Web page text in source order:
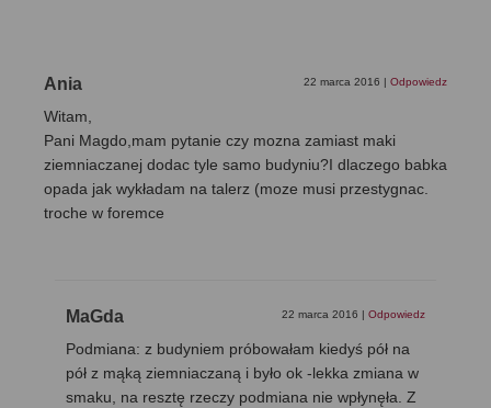
Ania 22 marca 2016 | Odpowiedz
Witam,
Pani Magdo,mam pytanie czy mozna zamiast maki
ziemniaczanej dodac tyle samo budyniu?I dlaczego babka
opada jak wykładam na talerz (moze musi przestygnac.
troche w foremce
MaGda 22 marca 2016 | Odpowiedz
Podmiana: z budyniem próbowałam kiedyś pół na
pół z mąką ziemniaczaną i było ok -lekka zmiana w
smaku, na resztę rzeczy podmiana nie wpłynęła. Z